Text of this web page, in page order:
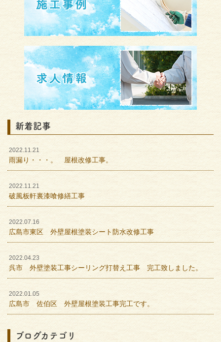
新着記事
2022.11.21
雨漏り・・・。 屋根改修工事。
2022.11.21
破風板軒裏漆喰修繕工事
2022.07.16
広島市東区 外壁屋根塗装シート防水改修工事
2022.04.23
呉市 外壁塗装工事シーリング打替え工事 完工致しました。
2022.01.05
広島市 佐伯区 外壁屋根塗装工事完工です。
ブログカテゴリ